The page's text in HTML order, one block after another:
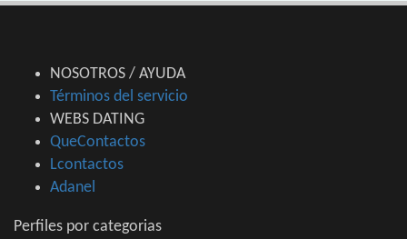
NOSOTROS / AYUDA
Términos del servicio
WEBS DATING
QueContactos
Lcontactos
Adanel
Perfiles por categorias